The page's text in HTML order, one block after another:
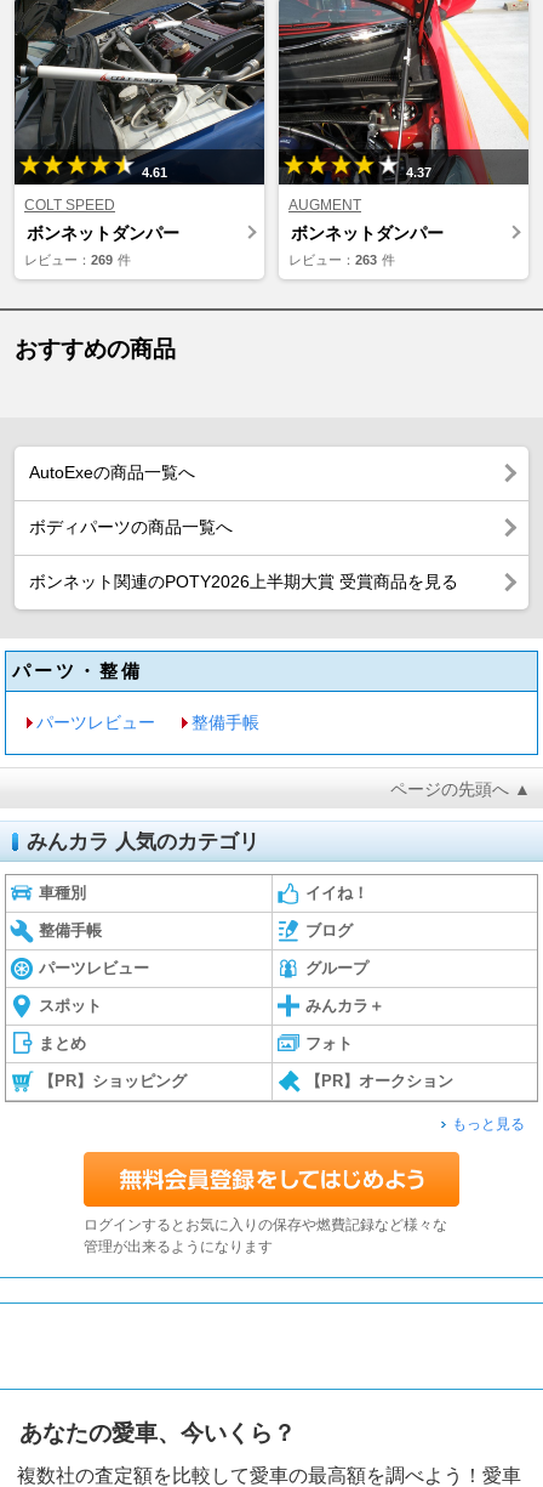
4.61
COLT SPEED
ボンネットダンパー
レビュー： 269 件
4.37
AUGMENT
ボンネットダンパー
レビュー： 263 件
おすすめの商品
AutoExeの商品一覧へ
ボディパーツの商品一覧へ
ボンネット関連のPOTY2026上半期大賞 受賞商品を見る
パーツ・整備
パーツレビュー 整備手帳
ページの先頭へ ▲
みんカラ 人気のカテゴリ
車種別 イイね！
整備手帳 ブログ
パーツレビュー グループ
スポット みんカラ＋
まとめ フォト
【PR】ショッピング 【PR】オークション
もっと見る
ログインするとお気に入りの保存や燃費記録など様々な
管理が出来るようになります
あなたの愛車、今いくら？
複数社の査定額を比較して愛車の最高額を調べよう！愛車